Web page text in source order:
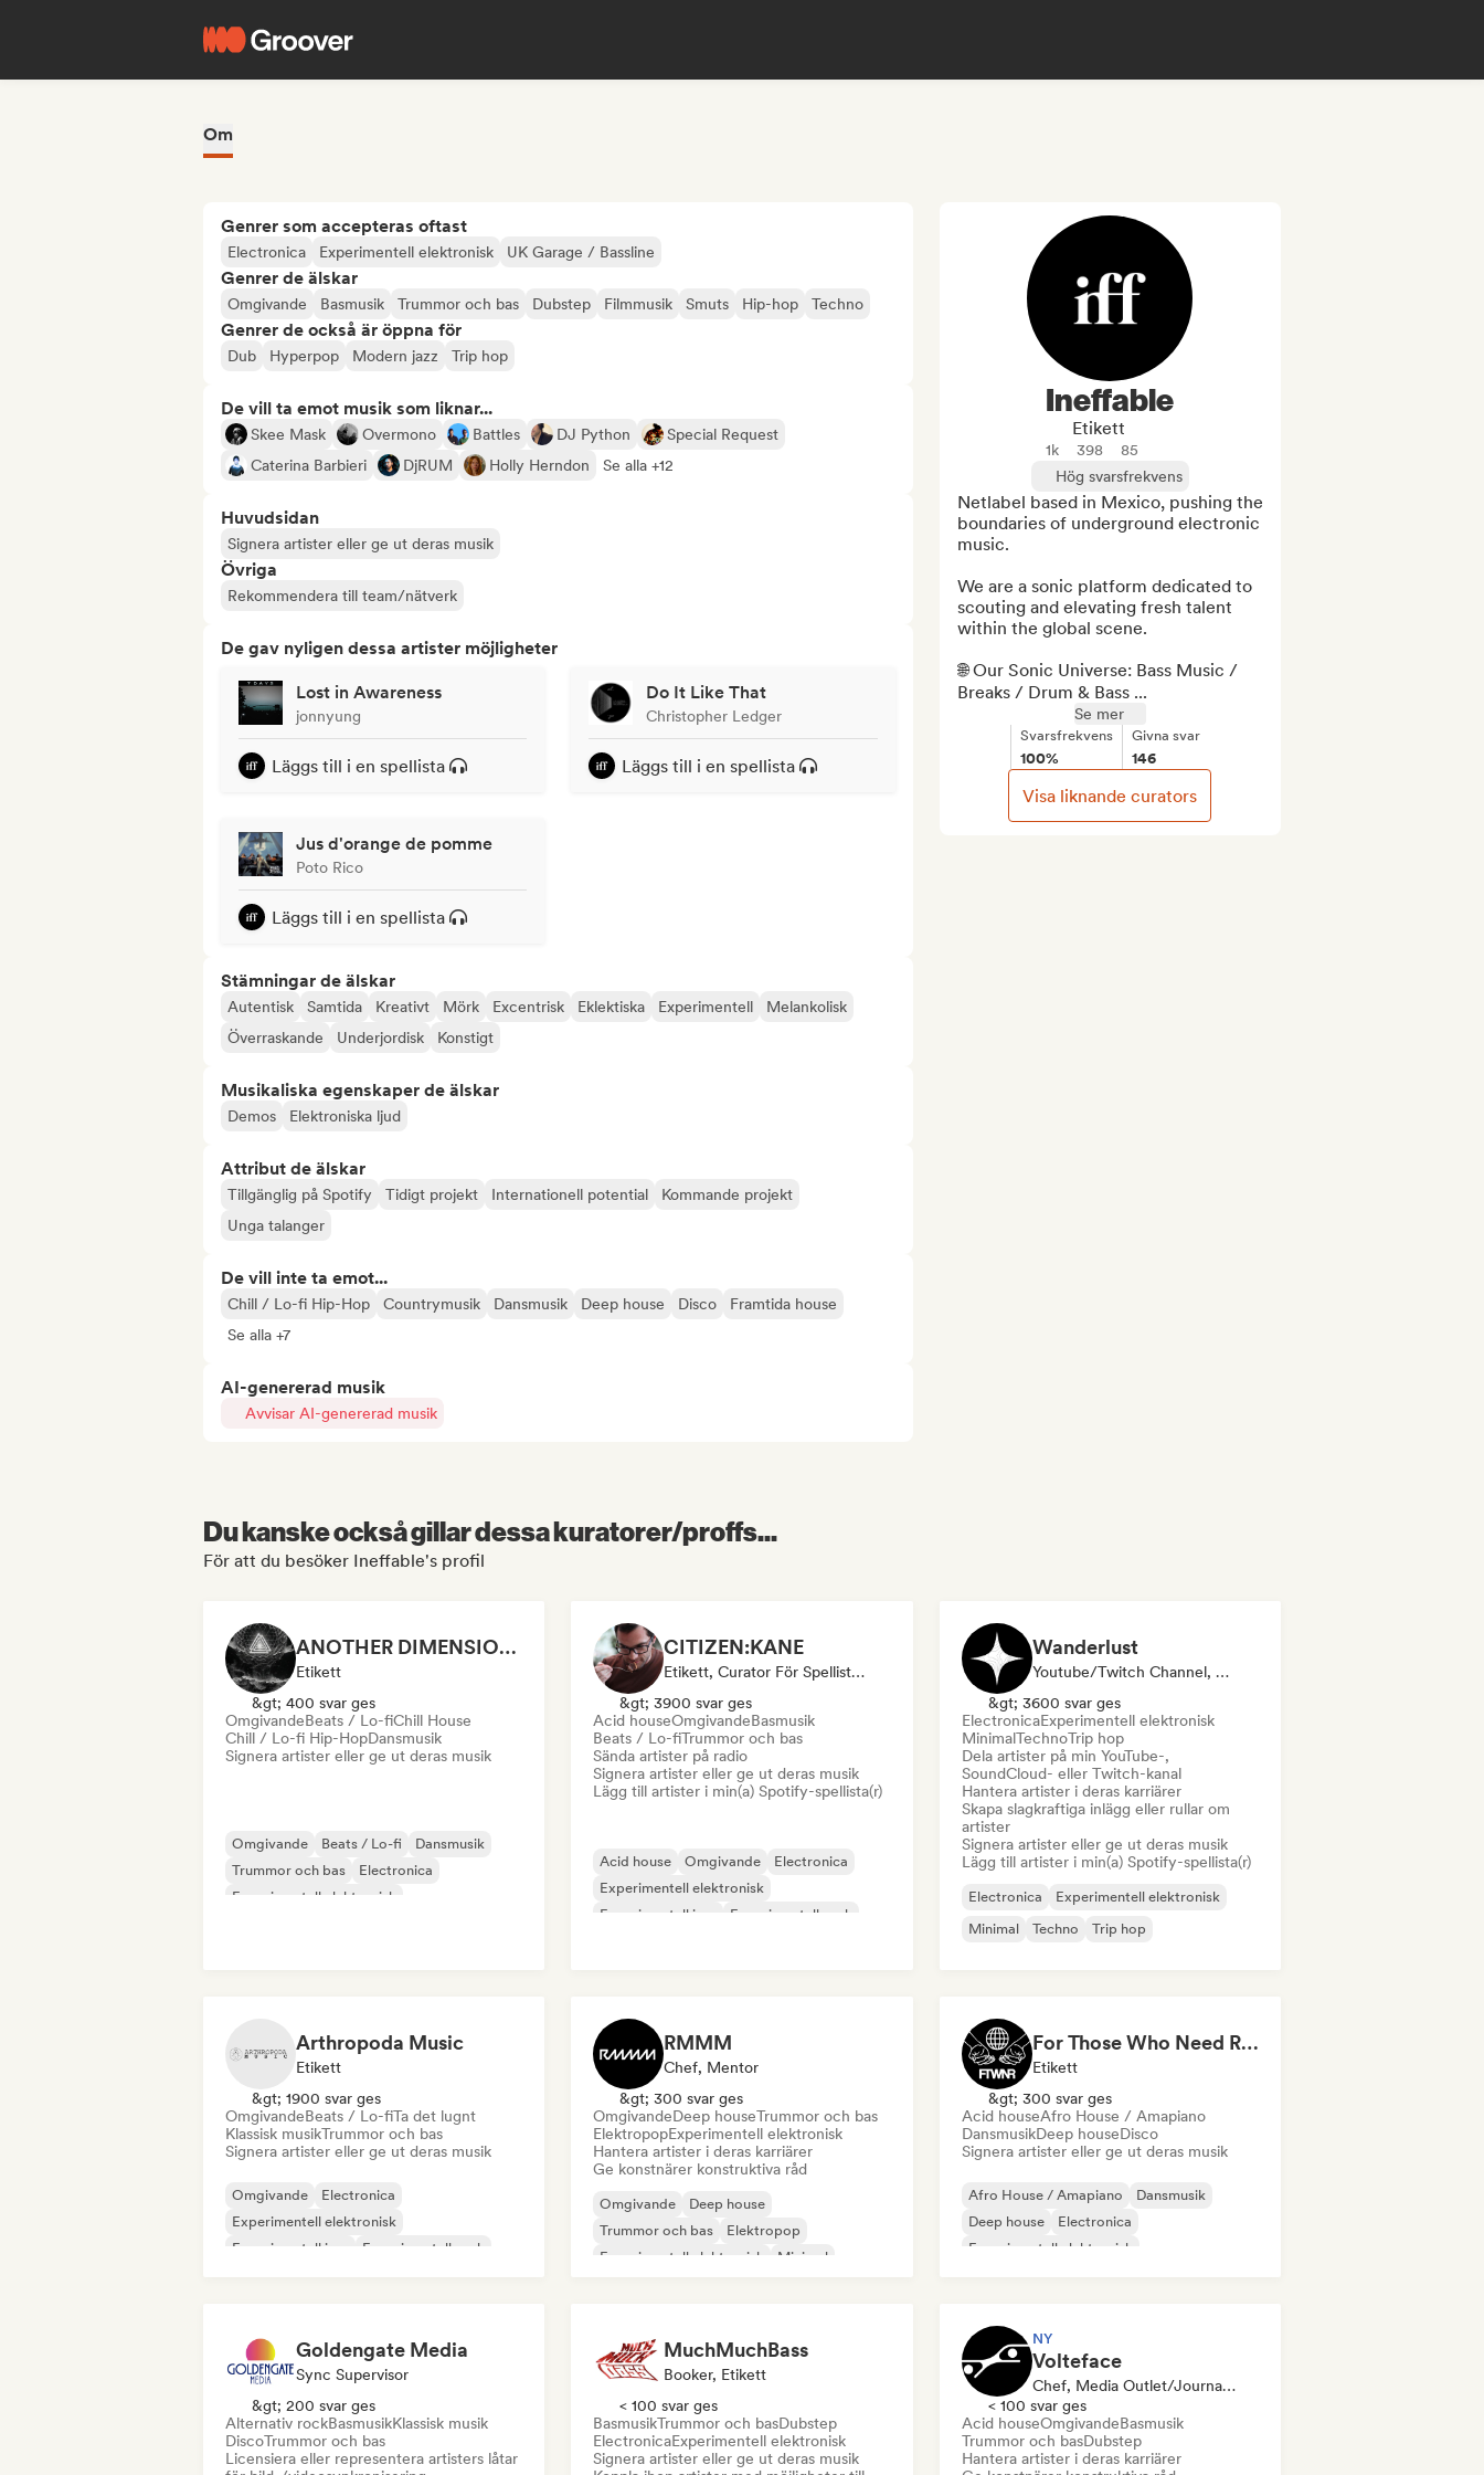
Om
Genrer som accepteras oftast
Electronica Experimentell elektronisk UK Garage / Bassline
Genrer de älskar
Omgivande Basmusik Trummor och bas Dubstep Filmmusik Smuts Hip-hop Techno
Genrer de också är öppna för
Dub Hyperpop Modern jazz Trip hop
De vill ta emot musik som liknar...
Skee Mask Overmono Battles DJ Python
Special Request
Caterina Barbieri
DjRUM Holly Herndon Se alla +12
Huvudsidan
Signera artister eller ge ut deras musik
Övriga
Rekommendera till team/nätverk
De gav nyligen dessa artister möjligheter
Lost in Awareness
jonnyung
Läggs till i en spellista
Do It Like That
Christopher Ledger
Läggs till i en spellista
Jus d'orange de pomme
Poto Rico
Läggs till i en spellista
Stämningar de älskar
Autentisk Samtida Kreativt Mörk Excentrisk Eklektiska Experimentell
Melankolisk
Överraskande
Underjordisk Konstigt
Musikaliska egenskaper de älskar
Demos Elektroniska ljud
Attribut de älskar
Tillgänglig på Spotify Tidigt projekt Internationell potential
Kommande projekt
Unga talanger
De vill inte ta emot...
Chill / Lo-fi Hip-Hop Countrymusik Dansmusik Deep house Disco
Framtida house
Se alla +7
AI-genererad musik
Avvisar AI-genererad musik
Ineffable
Etikett
1k 398
85
Hög svarsfrekvens
Netlabel based in Mexico, pushing the
boundaries of underground electronic
music.
We are a sonic platform dedicated to
scouting and elevating fresh talent
within the global scene.
🌐 Our Sonic Universe: Bass Music /
Breaks / Drum & Bass ...
Se mer
Svarsfrekvens
100%
Givna svar
146
Visa liknande curators
Du kanske också gillar dessa kuratorer/proffs...
För att du besöker Ineffable's profil
ANOTHER DIMENSION MUSIC
Etikett
&gt; 400 svar ges
OmgivandeBeats / Lo-fiChill House
Chill / Lo-fi Hip-HopDansmusik
Signera artister eller ge ut deras musik
Omgivande Beats / Lo-fi
Dansmusik
Trummor och bas
Electronica
Experimentell elektronisk
CITIZEN:KANE
Etikett, Curator För Spellistor, Radiostation
&gt; 3900 svar ges
Acid houseOmgivandeBasmusik
Beats / Lo-fiTrummor och bas
Sända artister på radio
Signera artister eller ge ut deras musik
Lägg till artister i min(a) Spotify-spellista(r)
Acid house Omgivande
Electronica
Experimentell elektronisk
Experimentell jazz
Experimentell rock
Wanderlust
Youtube/Twitch Channel, Etikett, Chef, Curator För Spellistor, Influencer I Sociala Medier
&gt; 3600 svar ges
ElectronicaExperimentell elektronisk
MinimalTechnoTrip hop
Dela artister på min YouTube-,
SoundCloud- eller Twitch-kanal
Hantera artister i deras karriärer
Skapa slagkraftiga inlägg eller rullar om
artister
Signera artister eller ge ut deras musik
Lägg till artister i min(a) Spotify-spellista(r)
Electronica
Experimentell elektronisk
Minimal
Techno Trip hop
Arthropoda Music
Etikett
&gt; 1900 svar ges
OmgivandeBeats / Lo-fiTa det lugnt
Klassisk musikTrummor och bas
Signera artister eller ge ut deras musik
Omgivande
Electronica
Experimentell elektronisk
Experimentell jazz
Experimentell rock
RMMM
Chef, Mentor
&gt; 300 svar ges
OmgivandeDeep houseTrummor och bas
ElektropopExperimentell elektronisk
Hantera artister i deras karriärer
Ge konstnärer konstruktiva råd
Omgivande
Deep house
Trummor och bas
Elektropop
Experimentell elektronisk
Minimal
For Those Who Need Records
Etikett
&gt; 300 svar ges
Acid houseAfro House / Amapiano
DansmusikDeep houseDisco
Signera artister eller ge ut deras musik
Afro House / Amapiano
Dansmusik
Deep house
Electronica
Experimentell elektronisk
Goldengate Media
Sync Supervisor
&gt; 200 svar ges
Alternativ rockBasmusikKlassisk musik
DiscoTrummor och bas
Licensiera eller representera artisters låtar
MuchMuchBass
Booker, Etikett
< 100 svar ges
BasmusikTrummor och basDubstep
ElectronicaExperimentell elektronisk
Signera artister eller ge ut deras musik
NY
Volteface
Chef, Media Outlet/Journalist, Mentor
< 100 svar ges
Acid houseOmgivandeBasmusik
Trummor och basDubstep
Hantera artister i deras karriärer